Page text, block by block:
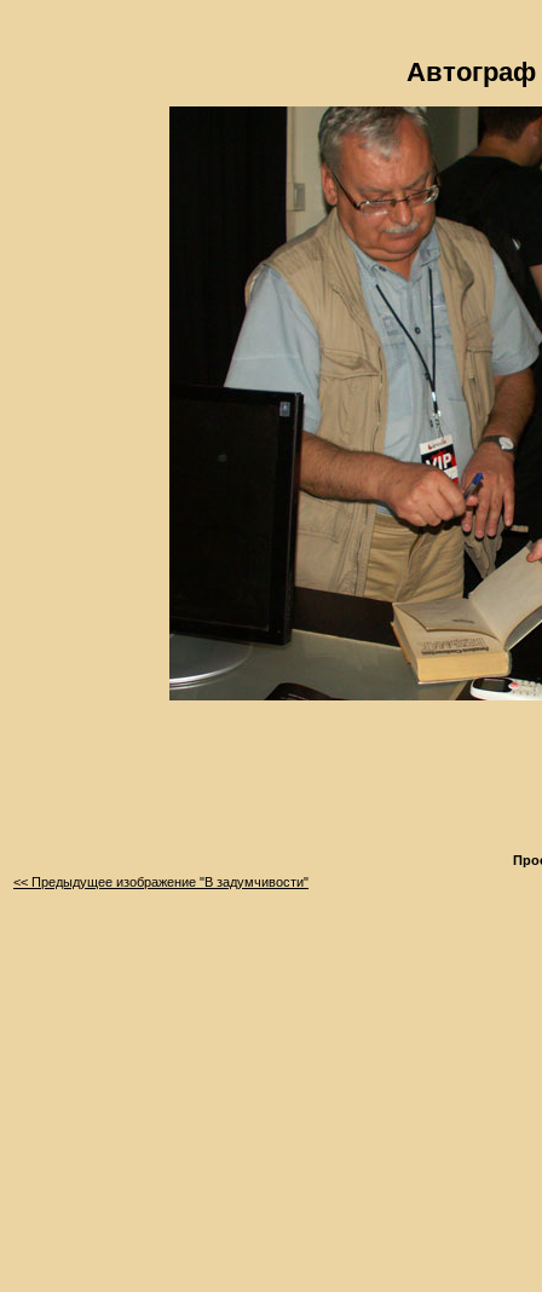
Автограф
<< Предыдущее изображение "В задумчивости"